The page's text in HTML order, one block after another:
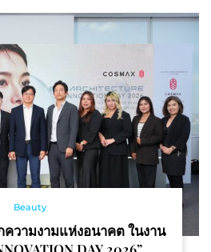
Beauty
ความงามแห่งอนาคต ในงาน
DAY 2026”